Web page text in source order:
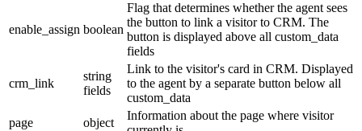
enable_assign boolean
Flag that determines whether the agent sees
the button to link a visitor to CRM. The
button is displayed above all custom_data
fields
crm_link
string
fields
Link to the visitor's card in CRM. Displayed
to the agent by a separate button below all
custom_data
page
object
Information about the page where visitor